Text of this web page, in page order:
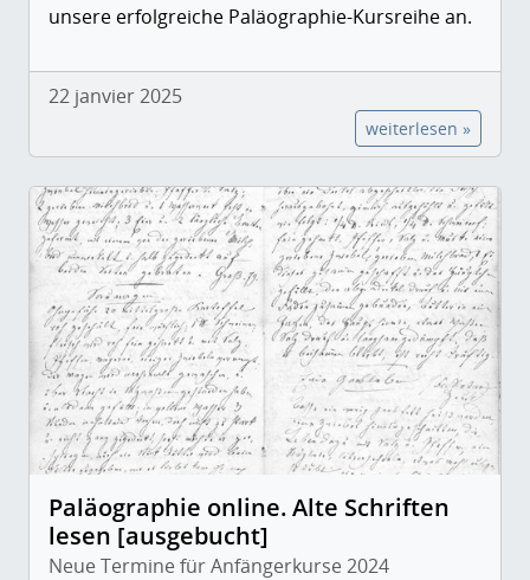
unsere erfolgreiche Paläographie-Kursreihe an.
22 janvier 2025
weiterlesen »
Paläographie online. Alte Schriften
lesen [ausgebucht]
Neue Termine für Anfängerkurse 2024